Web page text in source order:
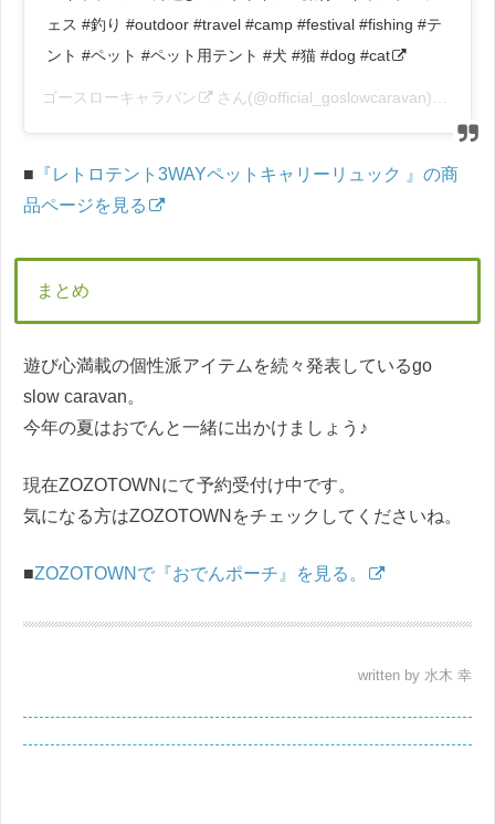
ェス #釣り #outdoor #travel #camp #festival #fishing #テ
ント #ペット #ペット用テント #犬 #猫 #dog #cat
ゴースローキャラバン さん(@official_goslowcaravan)がシェアした投稿 –
■ 『レトロテント3WAYペットキャリーリュック 』の商
品ページを見る
まとめ
遊び心満載の個性派アイテムを続々発表しているgo
slow caravan。
今年の夏はおでんと一緒に出かけましょう♪
現在ZOZOTOWNにて予約受付け中です。
気になる方はZOZOTOWNをチェックしてくださいね。
■ZOZOTOWNで『おでんポーチ』を見る。
written by 水木 幸